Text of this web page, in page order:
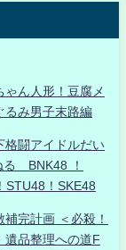
ん人形！豆腐メ
るみ男子末路編
闘アイドルだい
る BNK48 ！
STU48！SKE48
完計画 ＜必殺！
遺品整理への道F